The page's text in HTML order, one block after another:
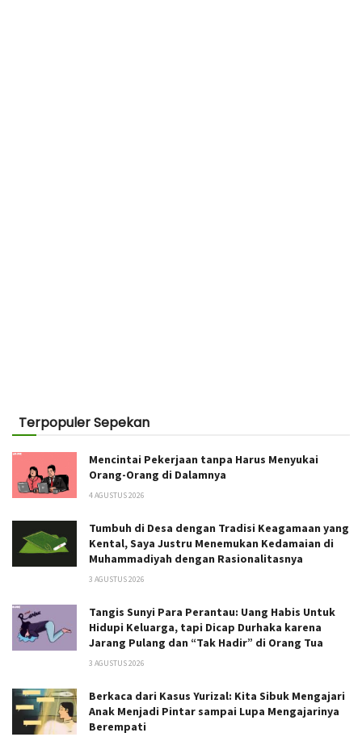
Terpopuler Sepekan
Mencintai Pekerjaan tanpa Harus Menyukai
Orang-Orang di Dalamnya
4 AGUSTUS 2026
Tumbuh di Desa dengan Tradisi Keagamaan yang
Kental, Saya Justru Menemukan Kedamaian di
Muhammadiyah dengan Rasionalitasnya
3 AGUSTUS 2026
Tangis Sunyi Para Perantau: Uang Habis Untuk
Hidupi Keluarga, tapi Dicap Durhaka karena
Jarang Pulang dan “Tak Hadir” di Orang Tua
3 AGUSTUS 2026
Berkaca dari Kasus Yurizal: Kita Sibuk Mengajari
Anak Menjadi Pintar sampai Lupa Mengajarinya
Berempati